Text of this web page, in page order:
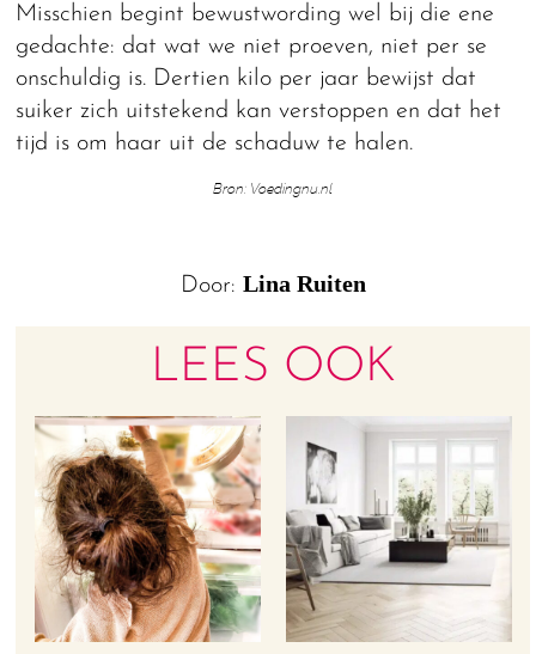
Misschien begint bewustwording wel bij die ene
gedachte: dat wat we niet proeven, niet per se
onschuldig is. Dertien kilo per jaar bewijst dat
suiker zich uitstekend kan verstoppen en dat het
tijd is om haar uit de schaduw te halen.
Bron: Voedingnu.nl
Door: Lina Ruiten
LEES OOK